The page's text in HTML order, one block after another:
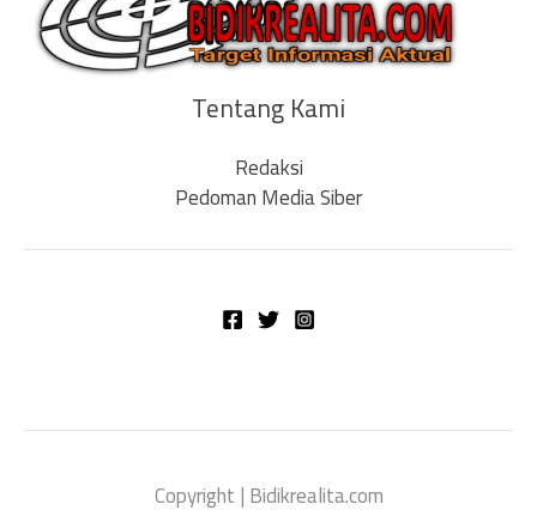
Tentang Kami
Redaksi
Pedoman Media Siber
Copyright | Bidikrealita.com